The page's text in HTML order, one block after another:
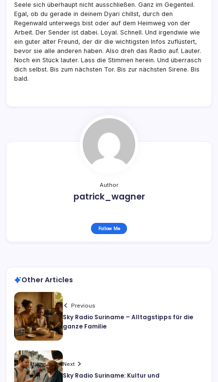
Seele sich überhaupt nicht ausschließen. Ganz im Gegenteil.
Egal, ob du gerade in deinem Dyari chillst, durch den
Regenwald unterwegs bist oder auf dem Heimweg von der
Arbeit. Der Sender ist dabei. Loyal. Schnell. Und irgendwie wie
ein guter alter Freund, der dir die wichtigsten Infos zuflüstert,
bevor sie alle anderen haben. Also dreh das Radio auf. Lauter.
Noch ein Stück lauter. Lass die Stimmen herein. Und überrasch
dich selbst. Bis zum nächsten Tor. Bis zur nächsten Sirene. Bis
bald.
Author
patrick_wagner
Follow Me
Other Articles
Previous
Sky Radio Suriname – Alltagstipps für die
ganze Familie
Next
Sky Radio Suriname: Kultur und